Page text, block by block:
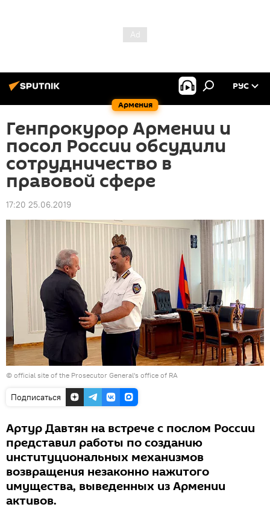
Армения
РУС
Генпрокурор Армении и
посол России обсудили
сотрудничество в
правовой сфере
17:20 25.06.2019
© official site of the Prosecutor General's office of RA
Подписаться
Артур Давтян на встрече с послом России
представил работы по созданию
институциональных механизмов
возвращения незаконно нажитого
имущества, выведенных из Армении
активов.